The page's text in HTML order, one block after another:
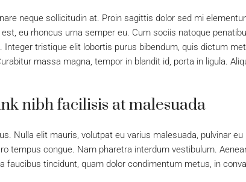
neque sollicitudin at. Proin sagittis dolor sed mi
eu rhoncus urna semper eu. Cum sociis natoque
tristique elit lobortis purus bibendum, quis dictum
massa magna, tempor in blandit id, porta in ligula.
nibh facilisis at malesuada
Nulla elit mauris, volutpat eu varius malesuada, pulvinar
tempus congue. Nam pharetra interdum vestibulum.
faucibus tincidunt, quam dolor condimentum metus, in